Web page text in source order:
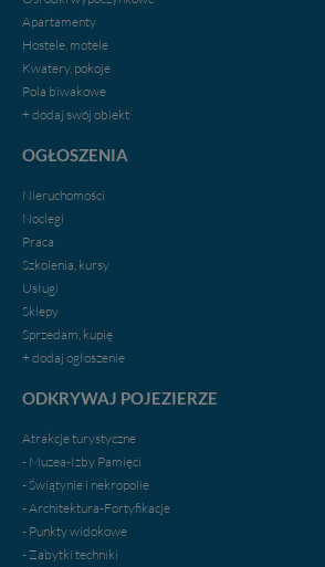
Apartamenty
Hostele, motele
Kwatery, pokoje
Pola biwakowe
+ dodaj swój obiekt
OGŁOSZENIA
Nieruchomości
Noclegi
Praca
Szkolenia, kursy
Usługi
Sklepy
Sprzedam, kupię
+ dodaj ogłoszenie
ODKRYWAJ POJEZIERZE
Atrakcje turystyczne
- Muzea-Izby Pamięci
- Świątynie i nekropolie
- Architektura-Fortyfikacje
- Punkty widokowe
- Zabytki techniki